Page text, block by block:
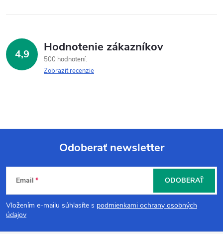
4,9 Hodnotenie zákazníkov
500 hodnotení
Zobraziť recenzie
Z
á
p
Odoberať newsletter
Email
Vložením e-mailu súhlasíte s podmienkami ochrany osobných
údajov
ODOBERAŤ